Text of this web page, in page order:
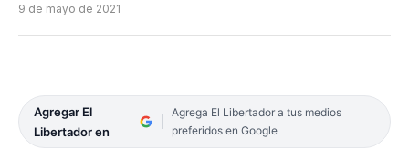
9 de mayo de 2021
Agregar El
Libertador en
Agrega El Libertador a tus medios
preferidos en Google